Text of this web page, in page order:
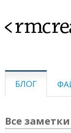
БЛОГ
Все